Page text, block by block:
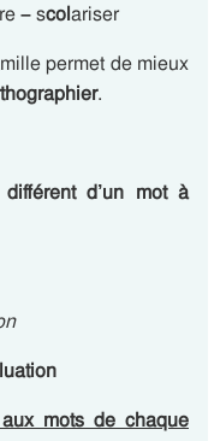
–scolariser
permet de mieux
.
différent d’un mot à
mots de chaque